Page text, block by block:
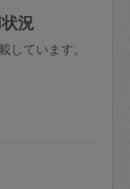
＝依頼
始の場
るので
：初めて
況
しています。